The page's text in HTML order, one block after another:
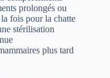
prolongés ou
fois pour la chatte
stérilisation
plus tard